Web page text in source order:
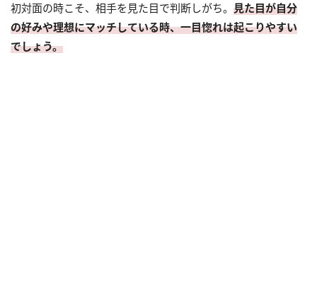
初対面の時こそ、相手を見た目で判断しがち。 見た目が自分
の好みや理想にマッチしている時、一目惚れは起こりやすい
でしょう。